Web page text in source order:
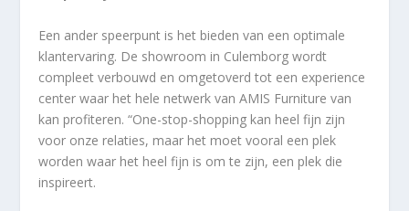
Een ander speerpunt is het bieden van een optimale
klantervaring. De showroom in Culemborg wordt
compleet verbouwd en omgetoverd tot een experience
center waar het hele netwerk van AMIS Furniture van
kan profiteren. “One-stop-shopping kan heel fijn zijn
voor onze relaties, maar het moet vooral een plek
worden waar het heel fijn is om te zijn, een plek die
inspireert.